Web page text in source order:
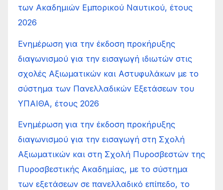
των Ακαδημιών Εμπορικού Ναυτικού, έτους
2026
Ενημέρωση για την έκδοση προκήρυξης
διαγωνισμού για την εισαγωγή ιδιωτών στις
σχολές Αξιωματικών και Αστυφυλάκων με το
σύστημα των Πανελλαδικών Εξετάσεων του
ΥΠΑΙΘΑ, έτους 2026
Ενημέρωση για την έκδοση προκήρυξης
διαγωνισμού για την εισαγωγή στη Σχολή
Αξιωματικών και στη Σχολή Πυροσβεστών της
Πυροσβεστικής Ακαδημίας, με το σύστημα
των εξετάσεων σε πανελλαδικό επίπεδο, το